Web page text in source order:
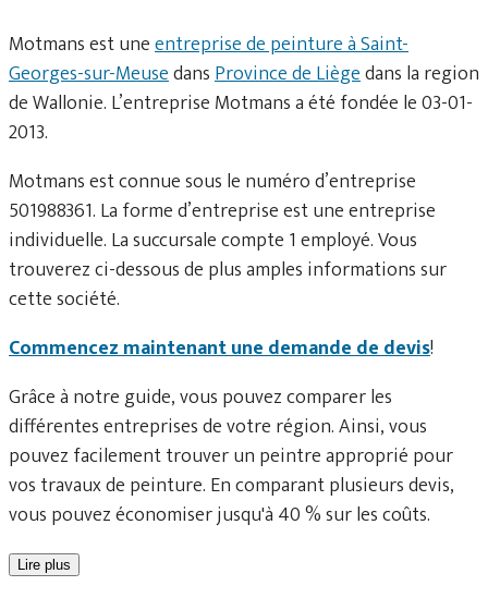
Motmans est uneentreprise de peinture à Saint-
Georges-sur-MeusedansProvince de Liègedans la region
de Wallonie. L’entreprise Motmans a été fondée le 03-01-
2013.
Motmans est connue sous le numéro d’entreprise
501988361. La forme d’entreprise est une entreprise
individuelle. La succursale compte 1 employé. Vous
trouverez ci-dessous de plus amples informations sur
cette société.
Commencez maintenant une demande de devis!
Grâce à notre guide, vous pouvez comparer les
différentes entreprises de votre région. Ainsi, vous
pouvez facilement trouver un peintre approprié pour
vos travaux de peinture. En comparant plusieurs devis,
vous pouvez économiser jusqu'à 40 % sur les coûts.
Lire plus